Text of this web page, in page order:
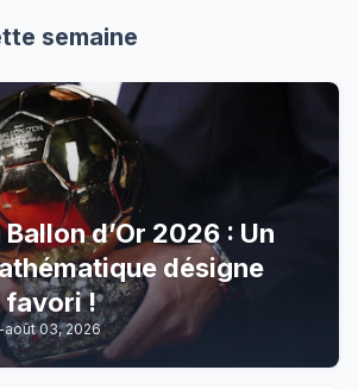
semaine
d’Or 2026 : Un
désigne
favori !
-août 03, 2026